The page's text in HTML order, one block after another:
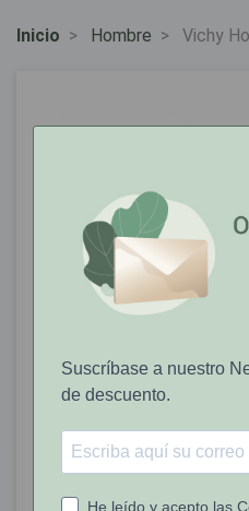
Inicio Hombre